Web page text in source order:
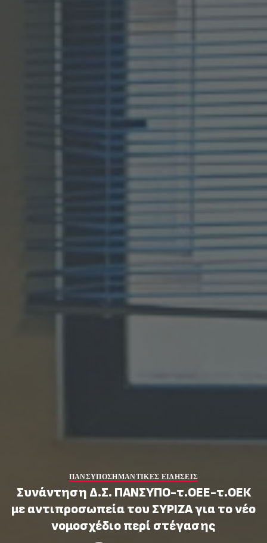
ΠΑΝΣΥΠΟΣΗΜΑΝΤΙΚΕΣ ΕΙΔΗΣΕΙΣ
Συνάντηση Δ.Σ. ΠΑΝΣΥΠΟ-τ.ΟΕΕ-τ.ΟΕΚ
με αντιπροσωπεία του ΣΥΡΙΖΑ για το νέο
νομοσχέδιο περί στέγασης